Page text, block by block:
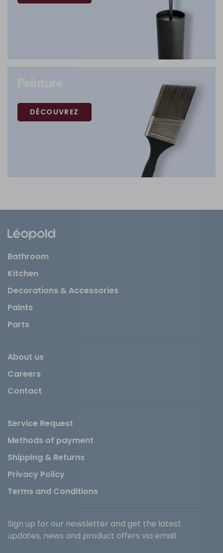
DÉCOUVREZ
Bathroom
Kitchen
Decorations & Accessories
Paints
Parts
About us
Careers
Contact
Service Request
Methods of payment
Shipping & Returns
Privacy Policy
Terms and Conditions
Sign up for our newsletter and get the latest
updates, news and product offers via email